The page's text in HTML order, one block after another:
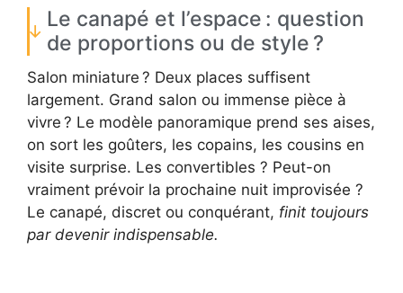
Le canapé et l’espace : question
de proportions ou de style ?
Salon miniature ? Deux places suffisent
largement. Grand salon ou immense pièce à
vivre ? Le modèle panoramique prend ses aises,
on sort les goûters, les copains, les cousins en
visite surprise. Les convertibles ? Peut-on
vraiment prévoir la prochaine nuit improvisée ?
Le canapé, discret ou conquérant, finit toujours
par devenir indispensable.